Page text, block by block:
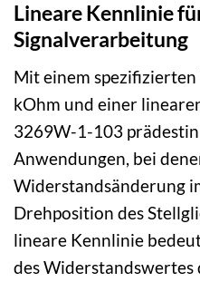
Lineare Kennlinie
Signalverarbeitung
Mit einem
kOhm und einer
3269W-1-103
Anwendungen, bei
Widerstandsänderung
Drehposition des
lineare Kennlinie
des